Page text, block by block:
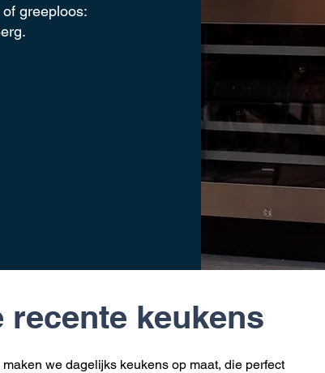
greeploos:
recente keukens
we dagelijks keukens op maat, die perfect